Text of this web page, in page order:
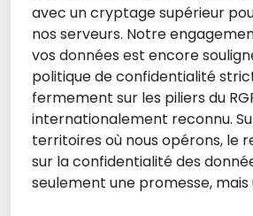
avec un cryptage supérieur
nos serveurs. Notre
vos données est encore
politique de confidentialité
fermement sur les piliers du
internationalement reconnu.
territoires où nous opérons, le
sur la confidentialité des
seulement une promesse,